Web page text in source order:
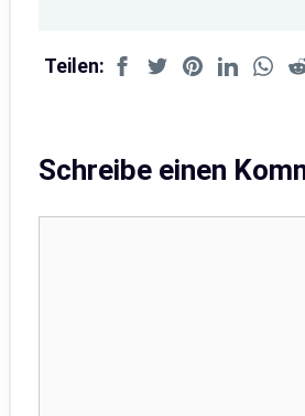
Teilen:
Schreibe einen